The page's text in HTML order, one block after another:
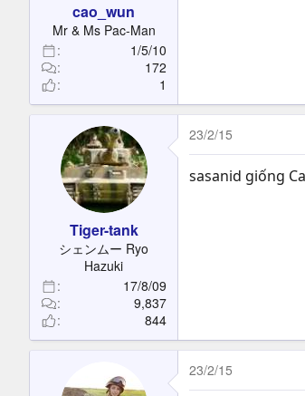
cao_wun
Mr & Ms Pac-Man
1/5/10
172
1
Tiger-tank
シェンムー Ryo
Hazuki
17/8/09
9,837
844
23/2/15
sasanid giống
23/2/15